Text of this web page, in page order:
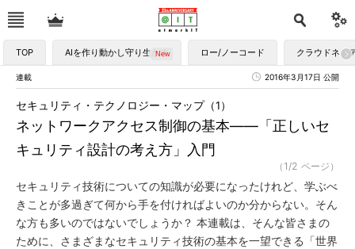
TOP AIを作り動かし守り生かす ロー/ノーコード クラウドネイ
連載 2016年3月17日 公開
ネットワークアクセス制御の基本――「正しいセ
キュリティ設計の考え方」入門
セキュリティ・テクノロジー・マップ（1）
（1/2 ページ）
セキュリティ技術についての知識が必要になったけれど、学ぶべ
きことが多過ぎて何から手を付ければよいのか分からない。そん
な方も多いのではないでしょうか？ 本連載は、そんな皆さまの
ために、さまざまなセキュリティ技術の基本を一望できる「世界